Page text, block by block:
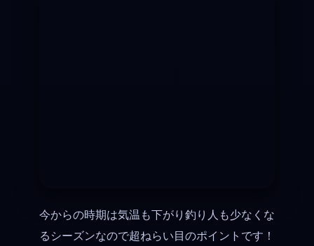
今からの時期は気温も下がり釣り人も少なくな
るシーズンなので超ねらい目のポイントです！